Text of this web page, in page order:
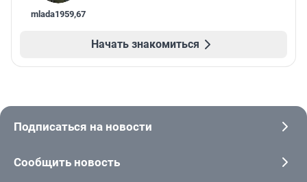
mlada1959,67
Начать знакомиться
Подписаться на новости
Сообщить новость